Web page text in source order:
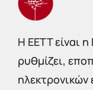
Η EETT είναι
ρυθμίζει,
ηλεκτρονικών